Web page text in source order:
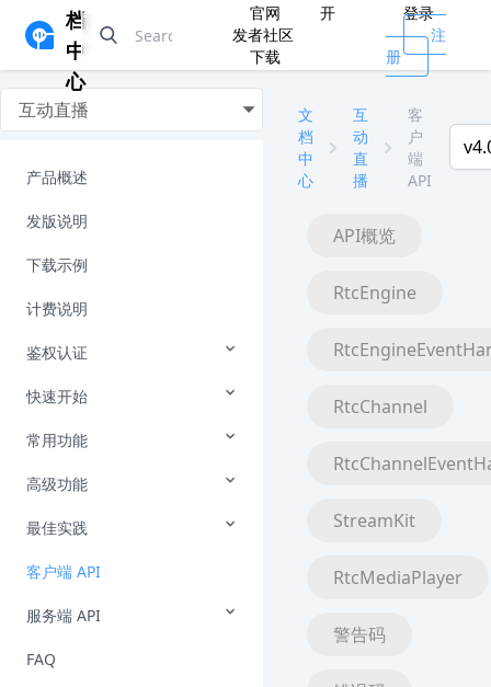
档
中
心
官网
开
发者社区
下载
登录
注
册
互动直播
产品概述
发版说明
下载示例
计费说明
鉴权认证
快速开始
常用功能
高级功能
最佳实践
客户端 API
服务端 API
FAQ
文
档
中
心
互
动
直
播
客
户
端
API
API概览
RtcEngine
RtcChannel
StreamKit
RtcMediaPlayer
警告码